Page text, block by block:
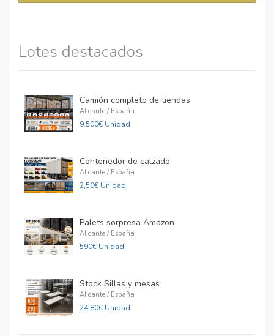
Lotes destacados
Camión completo de tiendas
Alicante / España
9.500€ Unidad
Contenedor de calzado
Alicante / España
2,50€ Unidad
Palets sorpresa Amazon
Alicante / España
590€ Unidad
Stock Sillas y mesas
Alicante / España
24,80€ Unidad